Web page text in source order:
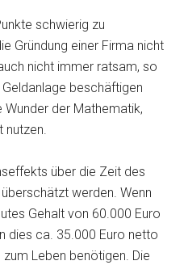
schwierig zu
Gründung einer Firma nicht
nicht immer ratsam, so
beschäftigen
Wunder der Mathematik,
nutzen.
über die Zeit des
werden. Wenn
Gehalt von 60.000 Euro
dies ca. 35.000 Euro netto
Leben benötigen. Die